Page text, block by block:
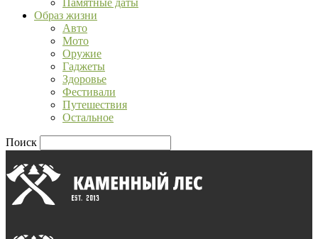
Памятные даты
Образ жизни
Авто
Мото
Оружие
Гаджеты
Здоровье
Фестивали
Путешествия
Остальное
Поиск